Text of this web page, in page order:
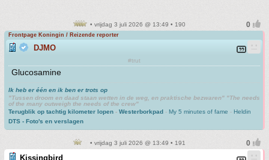
• vrijdag 3 juli 2026 @ 13:49 • 190
Frontpage Koningin / Reizende reporter
DJMO
#trut
Glucosamine
Ik heb er één en ik ben er trots op
"Tussen droom en daad staan wetten in de weg, en praktische bezwaren" "The needs
of the many outweigh the needs of the crew"
Terugblik op tachtig kilometer lopen - Westerborkpad - My 5 minutes of fame - Heldin
DTS - Foto's en verslagen
• vrijdag 3 juli 2026 @ 13:49 • 191
Kissingbird